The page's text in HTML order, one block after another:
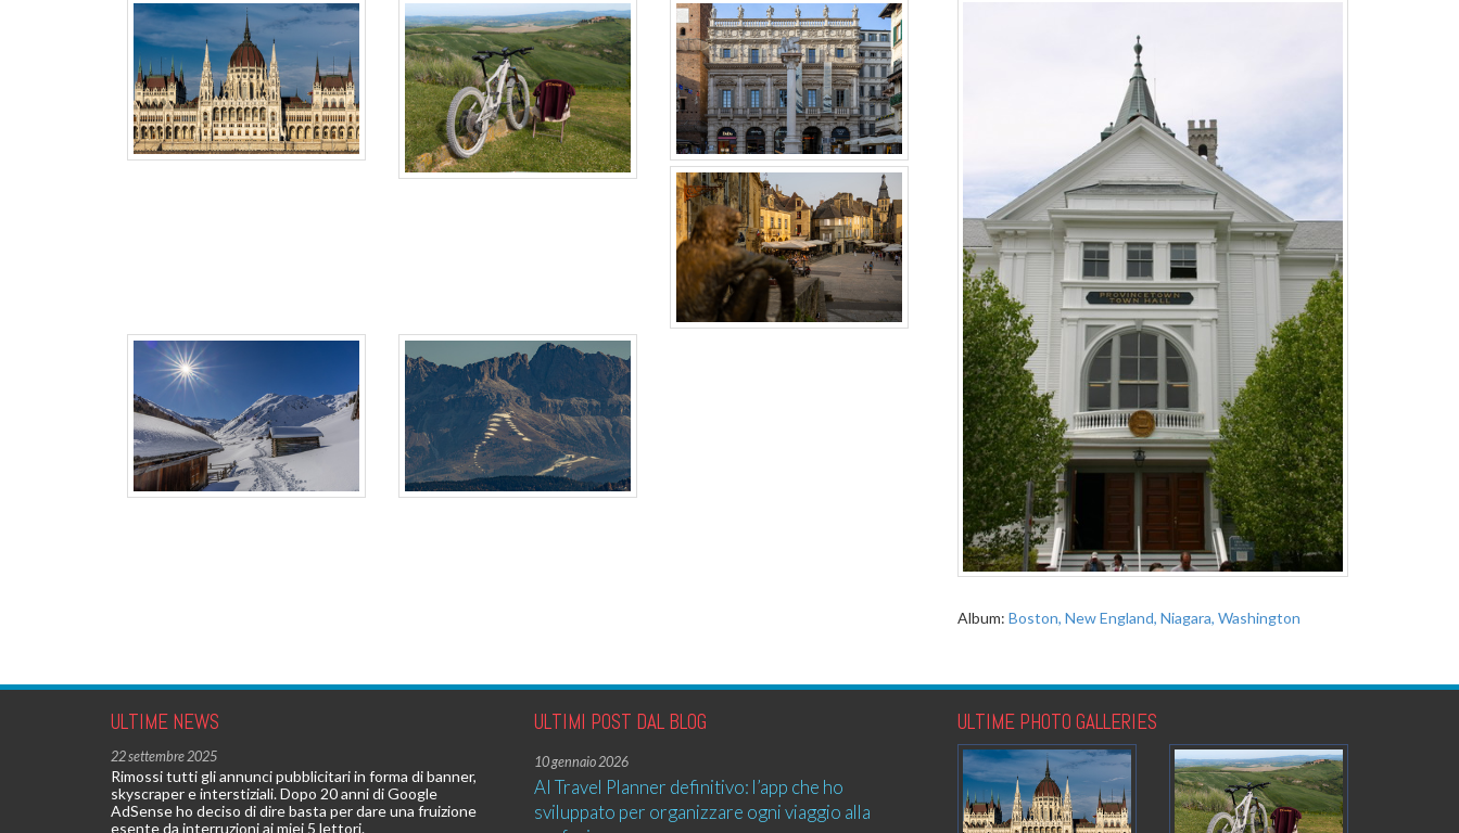
Album: Boston, New England, Niagara, Washington
ULTIME NEWS
22 settembre 2025
Rimossi tutti gli annunci pubblicitari in forma di banner,
skyscraper e interstiziali. Dopo 20 anni di Google
AdSense ho deciso di dire basta per dare una fruizione
esente da interruzioni ai miei 5 lettori.
ULTIMI POST DAL BLOG
10 gennaio 2026
AI Travel Planner definitivo: l’app che ho
sviluppato per organizzare ogni viaggio alla
ULTIME PHOTO GALLERIES